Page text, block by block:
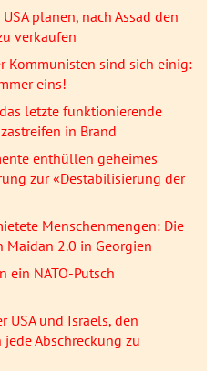
planen, nach Assad den
verkaufen
Kommunisten sind sich einig:
eins!
letzte funktionierende
in Brand
enthüllen geheimes
zur «Destabilisierung der
Menschenmengen: Die
2.0 in Georgien
ein NATO-Putsch
USA und Israels, den
Abschreckung zu